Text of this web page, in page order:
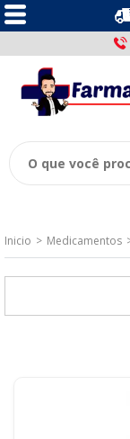
Inicio Medicamentos